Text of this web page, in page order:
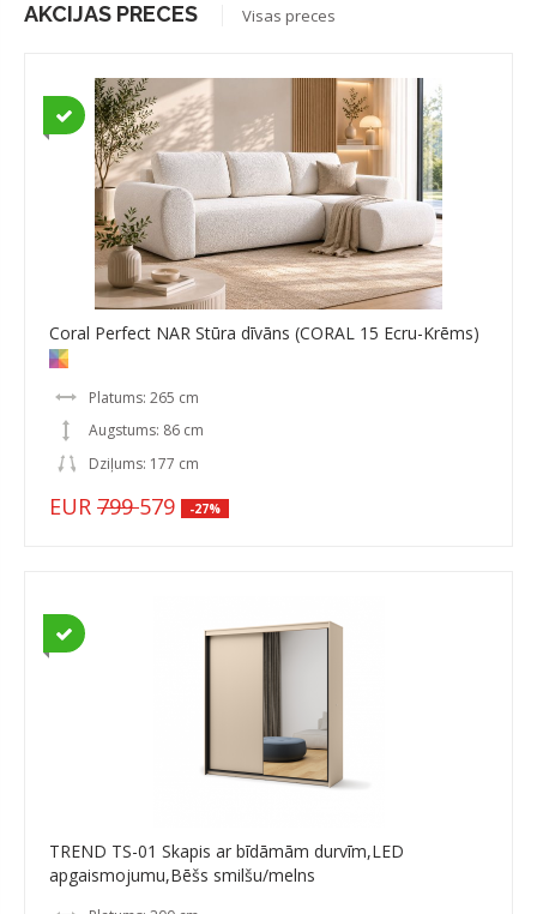
AKCIJAS PRECES Visas preces
Coral Perfect NAR Stūra dīvāns (CORAL 15 Ecru-Krēms)
Platums: 265 cm
Augstums: 86 cm
Dziļums: 177 cm
EUR 799579 -27%
TREND TS-01 Skapis ar bīdāmām durvīm,LED
apgaismojumu,Bēšs smilšu/melns